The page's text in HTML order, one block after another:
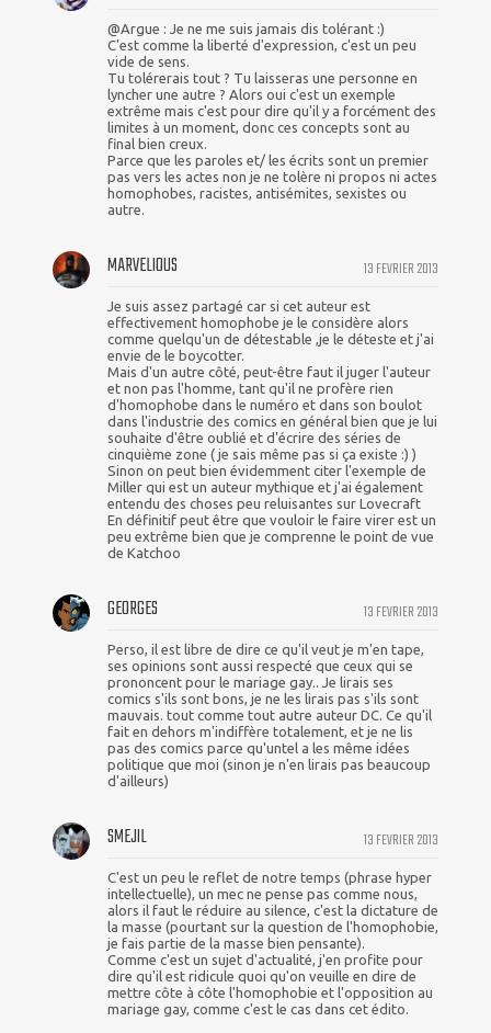
@Argue : Je ne me suis jamais dis tolérant :)
C'est comme la liberté d'expression, c'est un peu
vide de sens.
Tu tolérerais tout ? Tu laisseras une personne en
lyncher une autre ? Alors oui c'est un exemple
extrême mais c'est pour dire qu'il y a forcément des
limites à un moment, donc ces concepts sont au
final bien creux.
Parce que les paroles et/ les écrits sont un premier
pas vers les actes non je ne tolère ni propos ni actes
homophobes, racistes, antisémites, sexistes ou
autre.
13 FEVRIER 2013
MARVELIOUS
Je suis assez partagé car si cet auteur est
effectivement homophobe je le considère alors
comme quelqu'un de détestable ,je le déteste et j'ai
envie de le boycotter.
Mais d'un autre côté, peut-être faut il juger l'auteur
et non pas l'homme, tant qu'il ne profère rien
d'homophobe dans le numéro et dans son boulot
dans l'industrie des comics en général bien que je lui
souhaite d'être oublié et d'écrire des séries de
cinquième zone ( je sais même pas si ça existe :) )
Sinon on peut bien évidemment citer l'exemple de
Miller qui est un auteur mythique et j'ai également
entendu des choses peu reluisantes sur Lovecraft
En définitif peut être que vouloir le faire virer est un
peu extrême bien que je comprenne le point de vue
de Katchoo
13 FEVRIER 2013
GEORGES
Perso, il est libre de dire ce qu'il veut je m'en tape,
ses opinions sont aussi respecté que ceux qui se
prononcent pour le mariage gay.. Je lirais ses
comics s'ils sont bons, je ne les lirais pas s'ils sont
mauvais. tout comme tout autre auteur DC. Ce qu'il
fait en dehors m'indiffère totalement, et je ne lis
pas des comics parce qu'untel a les même idées
politique que moi (sinon je n'en lirais pas beaucoup
d'ailleurs)
13 FEVRIER 2013
SMEJIL
C'est un peu le reflet de notre temps (phrase hyper
intellectuelle), un mec ne pense pas comme nous,
alors il faut le réduire au silence, c'est la dictature de
la masse (pourtant sur la question de l'homophobie,
je fais partie de la masse bien pensante).
Comme c'est un sujet d'actualité, j'en profite pour
dire qu'il est ridicule quoi qu'on veuille en dire de
mettre côte à côte l'homophobie et l'opposition au
mariage gay, comme c'est le cas dans cet édito.